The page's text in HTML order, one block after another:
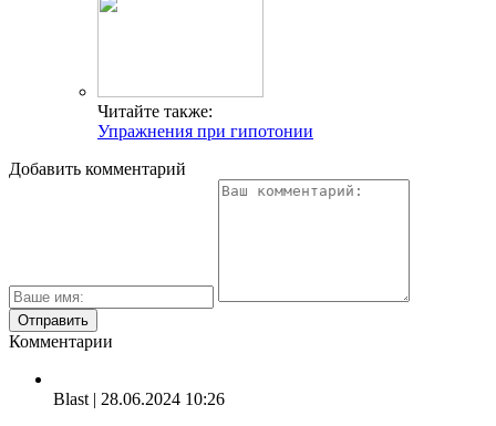
Читайте также:
Упражнения при гипотонии
Добавить комментарий
Комментарии
Blast | 28.06.2024 10:26